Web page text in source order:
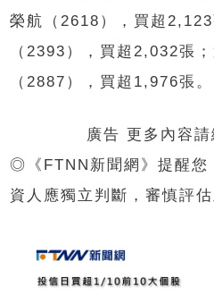
榮航（2618），買超
（2393），買超2,032張
（2887），買超1,976張。
廣告 更多內容
◎《FTNN新聞網》提醒您
資人應獨立判斷，審慎評